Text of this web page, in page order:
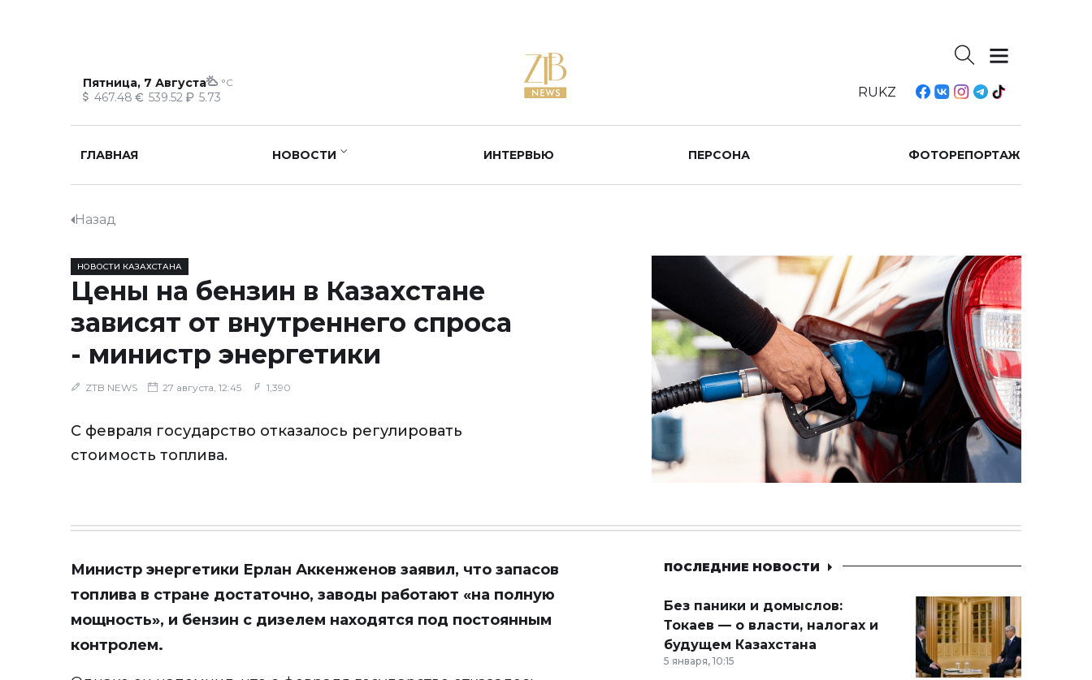
Пятница, 7 Августа °C
467.48 539.52 5.73 RUKZ
ГЛАВНАЯ НОВОСТИ ИНТЕРВЬЮ ПЕРСОНА ФОТОРЕПОРТАЖ
Назад
НОВОСТИ КАЗАХСТАНА
Цены на бензин в Казахстане
зависят от внутреннего спроса
- министр энергетики
ZTB NEWS 27 августа, 12:45 1,390
С февраля государство отказалось регулировать
стоимость топлива.
Министр энергетики Ерлан Аккенженов заявил, что запасов
топлива в стране достаточно, заводы работают «на полную
мощность», и бензин с дизелем находятся под постоянным
контролем.
ПОСЛЕДНИЕ НОВОСТИ
Без паники и домыслов:
Токаев — о власти, налогах и
будущем Казахстана
5 января, 10:15